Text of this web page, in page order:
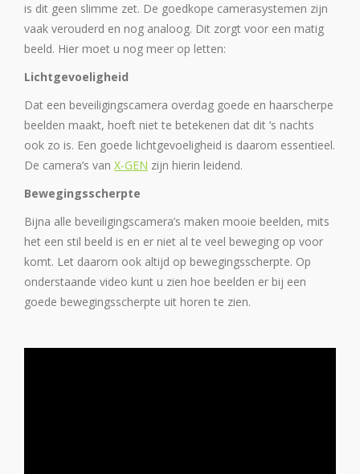
is dit geen slimme zet. De goedkope camerasystemen zijn
vaak verouderd en nog analoog. Dit zorgt voor een matig
beeld. Hier moet u nog meer op letten:
Lichtgevoeligheid
Dat een beveiligingscamera overdag goede en haarscherpe
beelden maakt, hoeft niet te betekenen dat dit ’s nachts
ook zo is. Een goede lichtgevoeligheid is daarom essentieel.
De camera’s van X-GEN zijn hierin leidend.
Bewegingsscherpte
Bijna alle beveiligingscamera’s maken mooie beelden, mits
het een stil beeld is en er niet al te veel beweging op voor
komt. Let daarom ook altijd op bewegingsscherpte. Op
onderstaande video kunt u zien hoe beelden er bij een
goede bewegingsscherpte uit horen te zien.